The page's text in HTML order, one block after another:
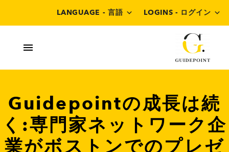
LANGUAGE - 言語 LOGINS - ログイン
Guidepointの成長は続
く:専門家ネットワーク企
業がボストンでのプレゼ